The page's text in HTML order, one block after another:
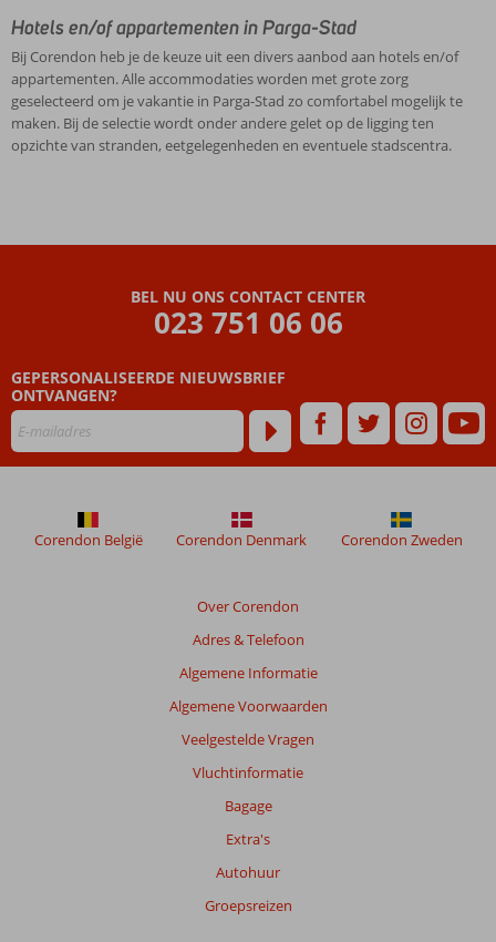
Hotels en/of appartementen in Parga-Stad
Bij Corendon heb je de keuze uit een divers aanbod aan hotels en/of
appartementen. Alle accommodaties worden met grote zorg
geselecteerd om je vakantie in Parga-Stad zo comfortabel mogelijk te
maken. Bij de selectie wordt onder andere gelet op de ligging ten
opzichte van stranden, eetgelegenheden en eventuele stadscentra.
BEL NU ONS CONTACT CENTER
023 751 06 06
GEPERSONALISEERDE NIEUWSBRIEF
ONTVANGEN?
Over Corendon
Adres & Telefoon
Algemene Informatie
Algemene Voorwaarden
Veelgestelde Vragen
Vluchtinformatie
Bagage
Extra's
Autohuur
Groepsreizen
Corendon België Corendon Denmark Corendon Zweden